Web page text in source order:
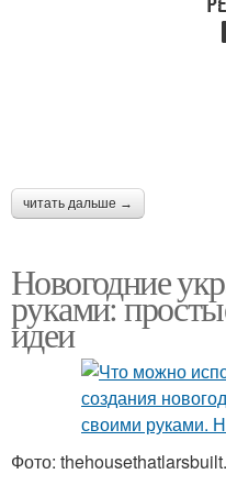
читать дальше →
Новогодние
руками:
идеи
Фото: